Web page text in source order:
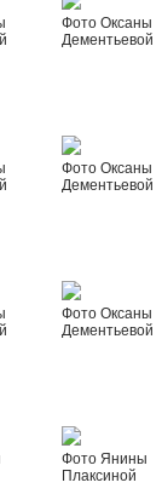
Фото Оксаны
Дементьевой
Фото Оксаны
Дементьевой
Фото Оксаны
Дементьевой
Фото Янины
Плаксиной